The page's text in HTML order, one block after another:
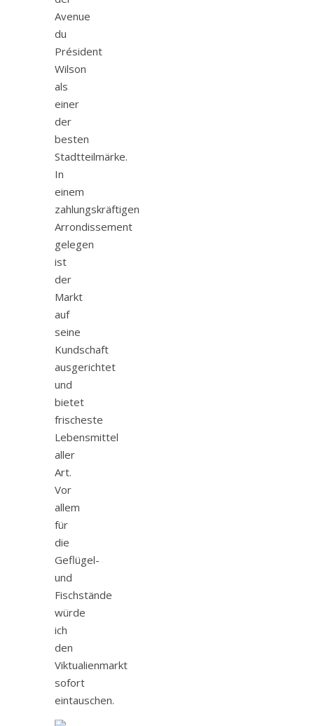
Avenue
du
Président
Wilson
als
einer
der
besten
Stadtteilmärke.
In
einem
zahlungskräftigen
Arrondissement
gelegen
ist
der
Markt
auf
seine
Kundschaft
ausgerichtet
und
bietet
frischeste
Lebensmittel
aller
Art.
Vor
allem
für
die
Geflügel-
und
Fischstände
würde
ich
den
Viktualienmarkt
sofort
eintauschen.